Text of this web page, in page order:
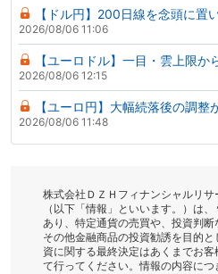
【ドル円】200日線を念頭に置
2026/08/06 11:06
【ユーロドル】一目・雲上限
2026/08/06 12:15
【ユーロ円】大幅続落後の調整
2026/08/06 11:48
株式会社ＤＺＨフィナンシャルリ
（以下「情報」といいます。）は
あり、特定通貨の売買や、投資判
その他金融商品の投資勧誘を目的
資に関する最終決定はあくまでお
て行ってください。情報の内容につ